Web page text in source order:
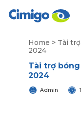
Home > Tài
2024
Tài trợ
2024
Admin